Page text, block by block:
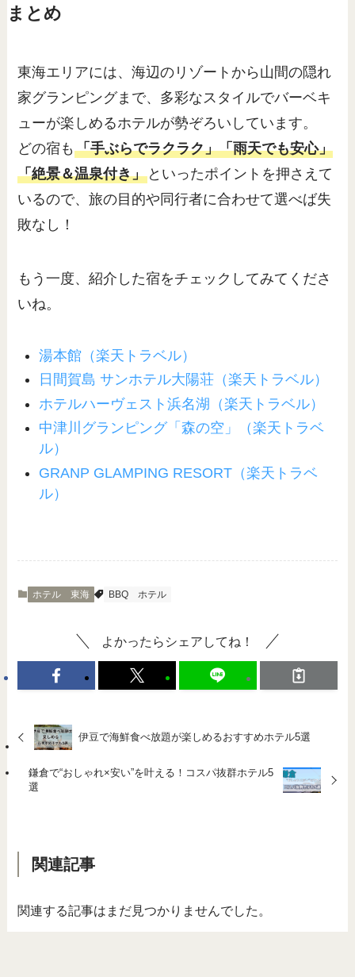
まとめ
東海エリアには、海辺のリゾートから山間の隠れ
家グランピングまで、多彩なスタイルでバーベキ
ューが楽しめるホテルが勢ぞろいしています。
どの宿も「手ぶらでラクラク」「雨天でも安心」
「絶景＆温泉付き」 といったポイントを押さえて
いるので、旅の目的や同行者に合わせて選べば失
敗なし！
もう一度、紹介した宿をチェックしてみてくださ
いね。
湯本館（楽天トラベル）
日間賀島 サンホテル大陽荘（楽天トラベル）
ホテルハーヴェスト浜名湖（楽天トラベル）
中津川グランピング「森の空」
（楽天トラベ
ル）
GRANP GLAMPING RESORT（楽天トラベ
ル）
ホテル 東海 BBQ ホテル
よかったらシェアしてね！
伊豆で海鮮食べ放題が楽しめるおすすめホテル5選
鎌倉で“おしゃれ×安い”を叶える！コスパ抜群ホテル5
選
関連記事
関連する記事はまだ見つかりませんでした。